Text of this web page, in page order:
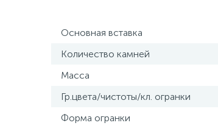
Основная вставка
Количество камней
Масса
Гр.цвета/чистоты/кл. огранки
Форма огранки